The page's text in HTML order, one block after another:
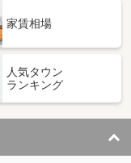
家賃相場
人気タウン
ランキング